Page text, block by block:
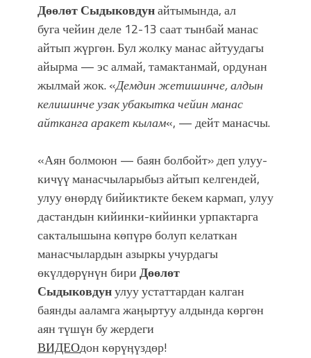
Дөөлөт Сыдыковдунайтымында, ал
буга чейин деле 12-13 саат тынбай манас
айтып жүргөн. Бул жолку манас айтуудагы
айырма — эс алмай, тамактанмай, ордунан
жылмай жок. «Демдин жетишинче, алдын
келишинче узак убакытка чейин манас
айтканга аракет кылам«, — дейт манасчы.
«Аян болмоюн — баян болбойт» деп улуу-
кичүү манасчыларыбыз айтып келгендей,
улуу өнөрдү бийиктикте бекем кармап, улуу
дастандын кийинки-кийинки урпактарга
сакталышына көпүрө болуп келаткан
манасчылардын азыркы учурдагы
өкүлдөрүнүн бириДөөлөт
Сыдыковдунулуу устаттардан калган
баянды ааламга жаӊыртуу алдында көргөн
аян түшүн бу жердеги
ВИДЕОдон көрүӊүздөр!